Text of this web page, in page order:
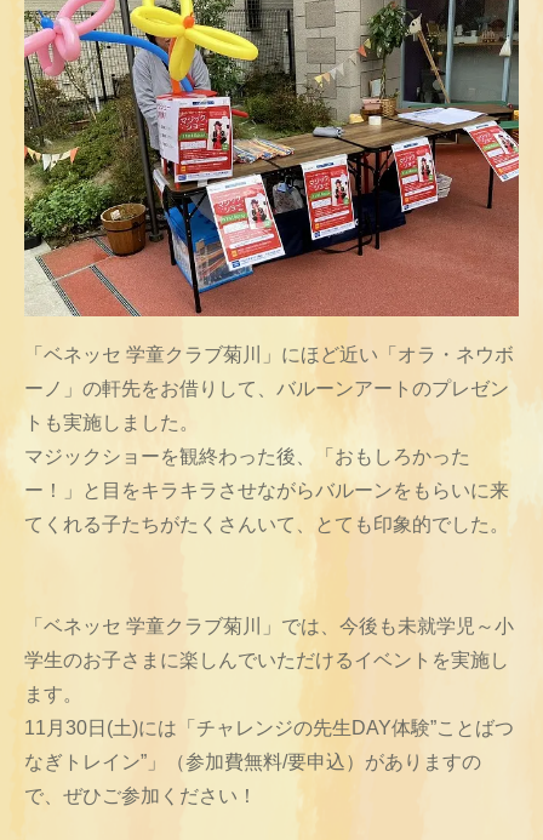
「ベネッセ 学童クラブ菊川」にほど近い「オラ・ネウボ
ーノ」の軒先をお借りして、バルーンアートのプレゼン
トも実施しました。
マジックショーを観終わった後、「おもしろかった
ー！」と目をキラキラさせながらバルーンをもらいに来
てくれる子たちがたくさんいて、とても印象的でした。
「ベネッセ 学童クラブ菊川」では、今後も未就学児～小
学生のお子さまに楽しんでいただけるイベントを実施し
ます。
11月30日(土)には「チャレンジの先生DAY体験”ことばつ
なぎトレイン”」（参加費無料/要申込）がありますの
で、ぜひご参加ください！